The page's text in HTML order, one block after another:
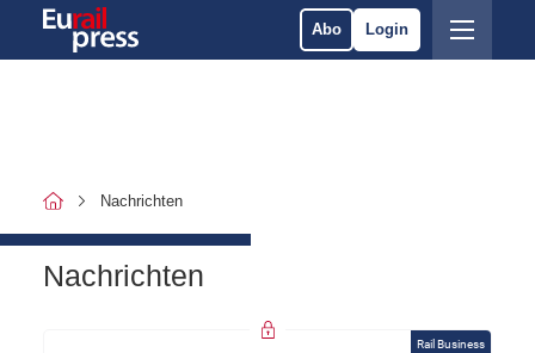
Abo Login
Nachrichten
Nachrichten
Rail Business